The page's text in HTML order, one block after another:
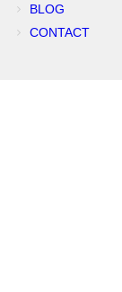
BLOG
CONTACT